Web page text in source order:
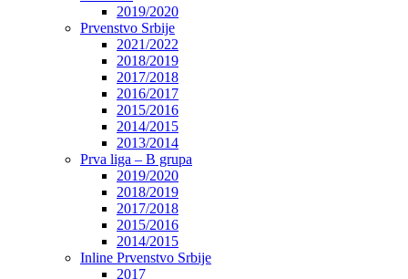
2019/2020
Prvenstvo Srbije
2021/2022
2018/2019
2017/2018
2016/2017
2015/2016
2014/2015
2013/2014
Prva liga – B grupa
2019/2020
2018/2019
2017/2018
2015/2016
2014/2015
Inline Prvenstvo Srbije
2017